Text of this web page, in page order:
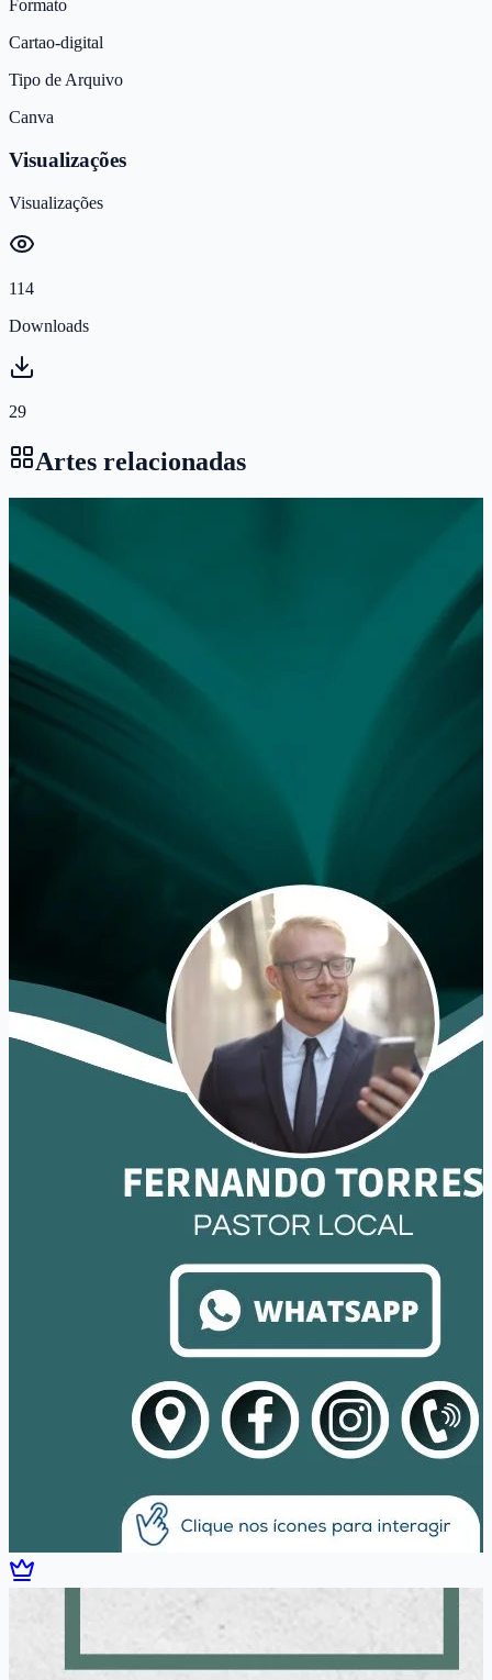
Formato
Cartao-digital
Tipo de Arquivo
Canva
Visualizações
Visualizações
114
Downloads
29
Artes relacionadas